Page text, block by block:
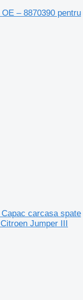
– 8870390 pentru
carcasa spate
Jumper III